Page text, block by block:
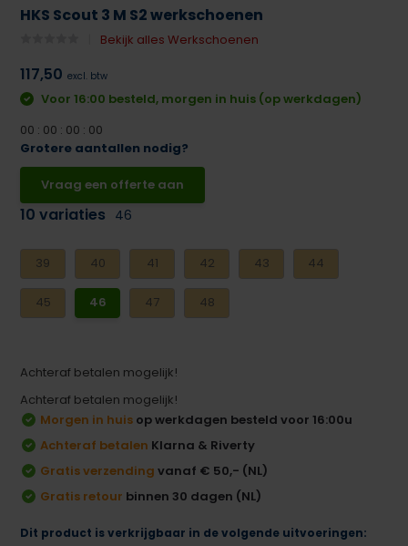
HKS Scout 3 M S2 werkschoenen
Bekijk alles Werkschoenen
117,50 excl. btw
Voor 16:00 besteld, morgen in huis (op werkdagen)
00 : 00 : 00 : 00
Grotere aantallen nodig?
Vraag een offerte aan
10 variaties 46
39 40 41 42 43 44
45 46 47 48
Achteraf betalen mogelijk!
Achteraf betalen mogelijk!
Morgen in huis op werkdagen besteld voor 16:00u
Achteraf betalen Klarna & Riverty
Gratis verzending vanaf € 50,- (NL)
Gratis retour binnen 30 dagen (NL)
Dit product is verkrijgbaar in de volgende uitvoeringen: